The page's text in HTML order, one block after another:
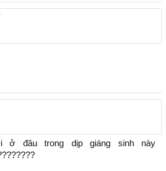
đâu trong dịp giáng sinh này